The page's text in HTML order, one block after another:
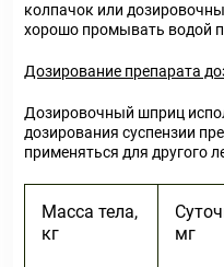
колпачок или
хорошо промывать водой
Дозирование препарата
Дозировочный шприц
дозирования суспензии
применяться для другого
Масса тела,
кг
мг